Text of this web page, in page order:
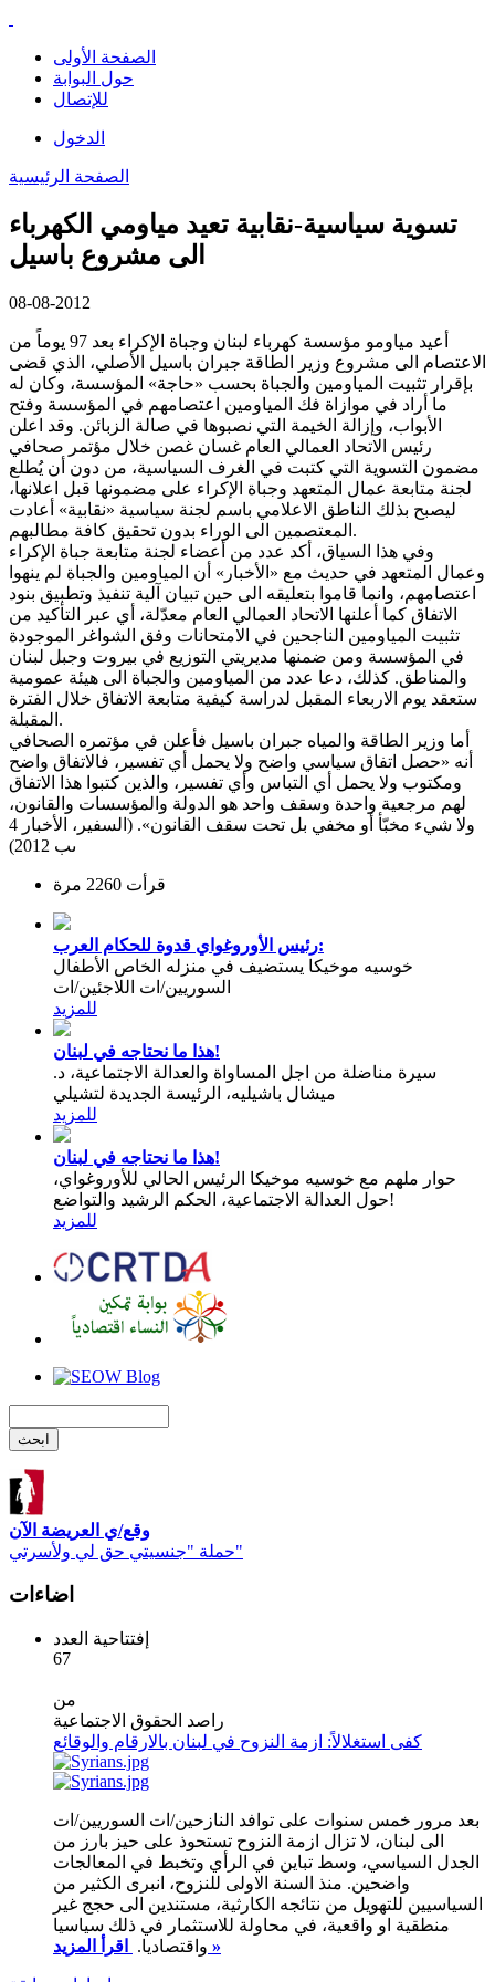
الصفحة الأولى
حول البوابة
للإتصال
الدخول
الصفحة الرئيسية
تسوية سياسية-نقابية تعيد مياومي الكهرباء
الى مشروع باسيل
08-08-2012
أعيد مياومو مؤسسة كهرباء لبنان وجباة الإكراء بعد 97 يوماً من
الاعتصام الى مشروع وزير الطاقة جبران باسيل الأصلي، الذي قضى
بإقرار تثبيت المياومين والجباة بحسب «حاجة» المؤسسة، وكان له
ما أراد في موازاة فك المياومين اعتصامهم في المؤسسة وفتح
الأبواب، وإزالة الخيمة التي نصبوها في صالة الزبائن. وقد اعلن
رئيس الاتحاد العمالي العام غسان غصن خلال مؤتمر صحافي
مضمون التسوية التي كتبت في الغرف السياسية، من دون أن يُطلع
لجنة متابعة عمال المتعهد وجباة الإكراء على مضمونها قبل اعلانها،
ليصبح بذلك الناطق الاعلامي باسم لجنة سياسية «نقابية» أعادت
المعتصمين الى الوراء بدون تحقيق كافة مطالبهم.
وفي هذا السياق، أكد عدد من أعضاء لجنة متابعة جباة الإكراء
وعمال المتعهد في حديث مع «الأخبار» أن المياومين والجباة لم ينهوا
اعتصامهم، وانما قاموا بتعليقه الى حين تبيان آلية تنفيذ وتطبيق بنود
الاتفاق كما أعلنها الاتحاد العمالي العام معدّلة، أي عبر التأكيد من
تثبيت المياومين الناجحين في الامتحانات وفق الشواغر الموجودة
في المؤسسة ومن ضمنها مديريتي التوزيع في بيروت وجبل لبنان
والمناطق. كذلك، دعا عدد من المياومين والجباة الى هيئة عمومية
ستعقد يوم الاربعاء المقبل لدراسة كيفية متابعة الاتفاق خلال الفترة
المقبلة.
أما وزير الطاقة والمياه جبران باسيل فأعلن في مؤتمره الصحافي
أنه «حصل اتفاق سياسي واضح ولا يحمل أي تفسير، فالاتفاق واضح
ومكتوب ولا يحمل أي التباس وأي تفسير، والذين كتبوا هذا الاتفاق
لهم مرجعية واحدة وسقف واحد هو الدولة والمؤسسات والقانون،
ولا شيء مخبّأ أو مخفي بل تحت سقف القانون». (السفير، الأخبار 4
ىب 2012)
قرأت 2260 مرة
رئيس الأوروغواي قدوة للحكام العرب:
خوسيه موخيكا يستضيف في منزله الخاص الأطفال
السوريين/ات اللاجئين/ات
للمزيد
هذا ما نحتاجه في لبنان!
سيرة مناضلة من اجل المساواة والعدالة الاجتماعية، د.
ميشال باشيليه، الرئيسة الجديدة لتشيلي
للمزيد
هذا ما نحتاجه في لبنان!
حوار ملهم مع خوسيه موخيكا الرئيس الحالي للأوروغواي،
حول العدالة الاجتماعية، الحكم الرشيد والتواضع!
للمزيد
وقع/ي العريضة الآن
حملة "جنسيتي حق لي ولأسرتي"
اضاءات
إفتتاحية العدد
67
من
راصد الحقوق الاجتماعية
كفى استغلالاً: ازمة النزوح في لبنان بالارقام والوقائع
بعد مرور خمس سنوات على توافد النازحين/ات السوريين/ات
الى لبنان، لا تزال ازمة النزوح تستحوذ على حيز بارز من
الجدل السياسي، وسط تباين في الرأي وتخبط في المعالجات
واضحين. منذ السنة الاولى للنزوح، انبرى الكثير من
السياسيين للتهويل من نتائجه الكارثية، مستندين الى حجج غير
منطقية او واقعية، في محاولة للاستثمار في ذلك سياسيا
واقتصاديا. اقرأ المزيد »